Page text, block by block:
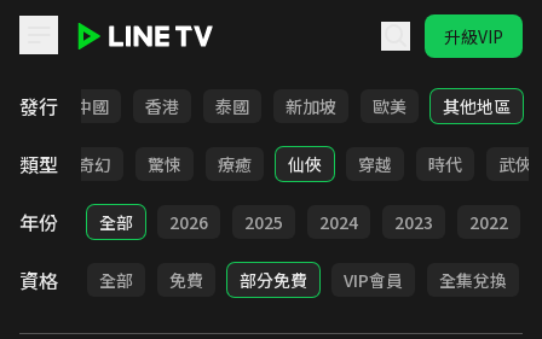
升級VIP
發行
韓國 中國 香港 泰國 新加坡 歐美 其他地區
類型
BL 奇幻 驚悚 療癒 仙俠 穿越 時代 武俠
年份 全部 2026 2025 2024 2023 2022
資格 全部 免費 部分免費 VIP會員 全集兌換